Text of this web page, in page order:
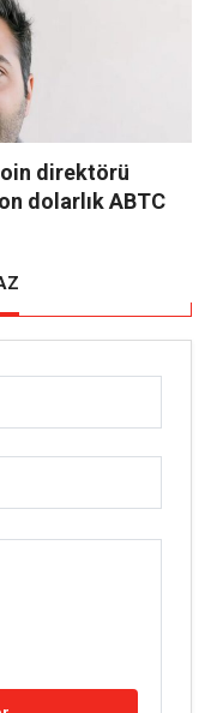
direktörü
dolarlık ABTC